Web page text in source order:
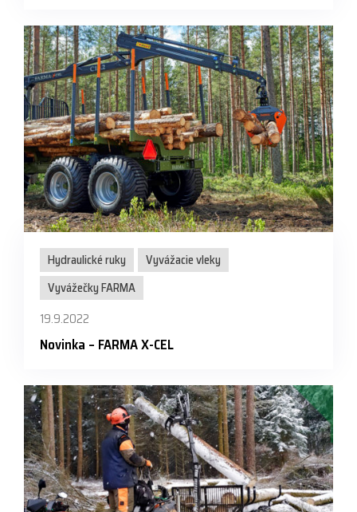
Hydraulické ruky
Vyvážacie vleky
Vyvážečky FARMA
19.9.2022
Novinka – FARMA X-CEL